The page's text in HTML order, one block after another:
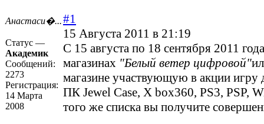
Анастаси�...
Статус —
Академик
Сообщений:
2273
Регистрация:
14 Марта
2008
#1
15 Августа 2011 в 21:19
С 15 августа по 18 сентября 2011
магазинах "Белый ветер цифровой"
магазине участвующую в акции
ПК Jewel Case, X box360, PS3, PSP,
того же списка вы получите